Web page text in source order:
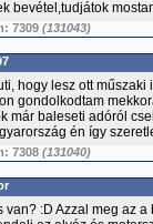
bevétel,tudjátok
7309 (131043)
hogy lesz ott
gondolkodtam
már baleseti adóról
én így
7308 (131040)
van? :D Azzal meg az